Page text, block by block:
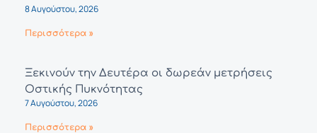
8 Αυγούστου, 2026
Περισσότερα »
Ξεκινούν την Δευτέρα οι δωρεάν μετρήσεις
Οστικής Πυκνότητας
7 Αυγούστου, 2026
Περισσότερα »